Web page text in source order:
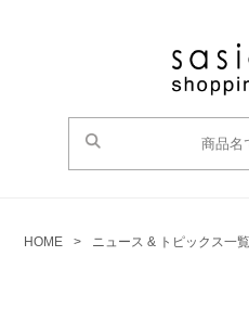
HOME > ニュース & トピックス一覧